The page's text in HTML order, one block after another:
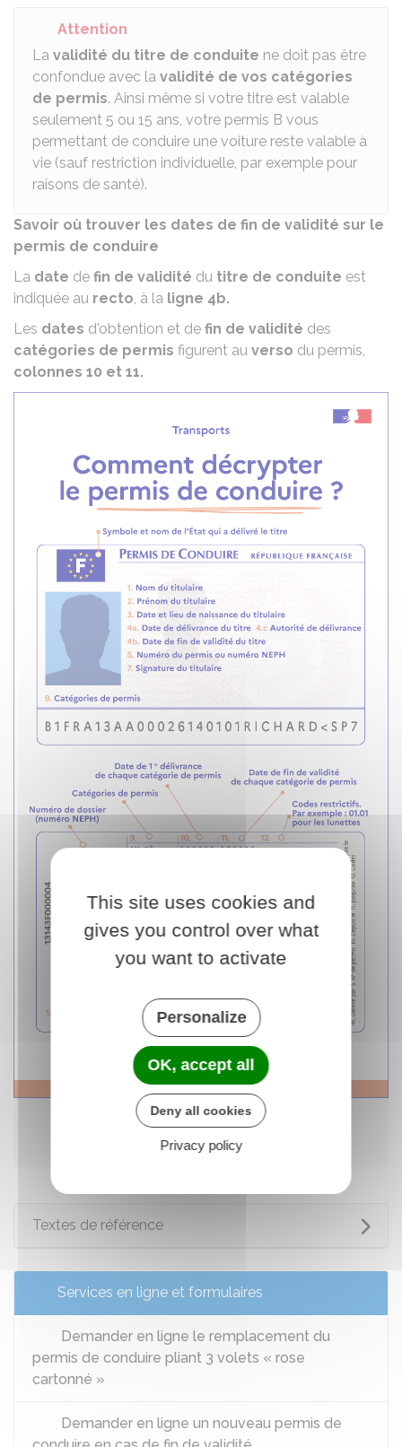
Attention
La validité du titre de conduite ne doit pas être
confondue avec la validité de vos catégories
de permis. Ainsi même si votre titre est valable
seulement 5 ou 15 ans, votre permis B vous
permettant de conduire une voiture reste valable à
vie (sauf restriction individuelle, par exemple pour
raisons de santé).
Savoir où trouver les dates de fin de validité sur le
permis de conduire
La date de fin de validité du titre de conduite est
indiquée au recto, à la ligne 4b.
Les dates d'obtention et de fin de validité des
catégories de permis figurent au verso du permis,
colonnes 10 et 11.
Décrypter le permis de conduire
© Service Public (DILA)
Voir la description longue
Textes de référence
Services en ligne et formulaires
Demander en ligne le remplacement du
permis de conduire pliant 3 volets « rose
cartonné »
Demander en ligne un nouveau permis de
This site uses cookies and
gives you control over what
you want to activate
Personalize
OK, accept all
Deny all cookies
Privacy policy